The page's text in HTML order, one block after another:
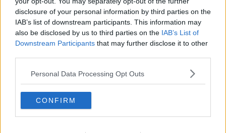
disclosure of your personal information by third parties on the
IAB’s list of downstream participants. This information may
also be disclosed by us to third parties on the IAB’s List of
Downstream Participants that may further disclose it to other
Personal Data Processing Opt Outs
CONFIRM
su Roglič"
Almeida